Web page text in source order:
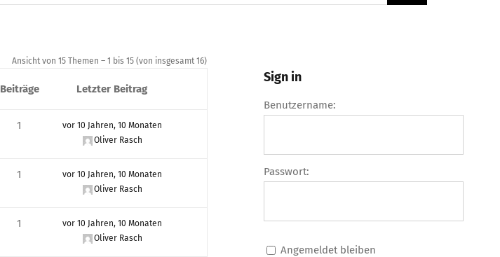
Ansicht von 15 Themen – 1 bis 15 (von insgesamt 16)
Beiträge Letzter Beitrag
1
vor 10 Jahren, 10 Monaten
Oliver Rasch
1
vor 10 Jahren, 10 Monaten
Oliver Rasch
1
vor 10 Jahren, 10 Monaten
Oliver Rasch
Sign in
Benutzername:
Passwort:
Angemeldet bleiben